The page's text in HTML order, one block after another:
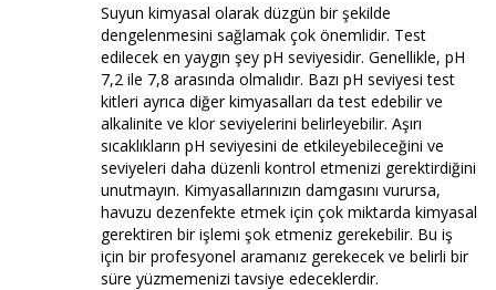
Suyun kimyasal olarak düzgün bir şekilde
dengelenmesini sağlamak çok önemlidir. Test
edilecek en yaygın şey pH seviyesidir. Genellikle, pH
7,2 ile 7,8 arasında olmalıdır. Bazı pH seviyesi test
kitleri ayrıca diğer kimyasalları da test edebilir ve
alkalinite ve klor seviyelerini belirleyebilir. Aşırı
sıcaklıkların pH seviyesini de etkileyebileceğini ve
seviyeleri daha düzenli kontrol etmenizi gerektirdiğini
unutmayın. Kimyasallarınızın damgasını vurursa,
havuzu dezenfekte etmek için çok miktarda kimyasal
gerektiren bir işlemi şok etmeniz gerekebilir. Bu iş
için bir profesyonel aramanız gerekecek ve belirli bir
süre yüzmemenizi tavsiye edeceklerdir.